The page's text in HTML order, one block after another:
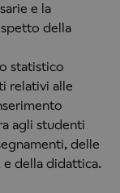
e la
della
statistico
relativi alle
agli studenti
delle
della didattica.